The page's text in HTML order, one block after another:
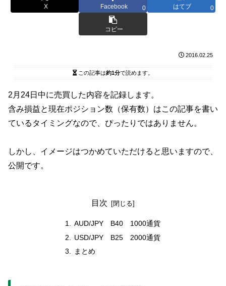
X Facebook 0 はてブ 0
コピー
2016.02.25
この記事は約1分で読めます。
2月24日中に売買した内容を記録します。
含み損益と現在ポジション数（保有数）はこの記事を書い
ているタイミングなので、ぴったりではありません。
しかし、イメージはつかめていただけると思いますので、
公開です。
目次
AUD/JPY B40 1000通貨
USD/JPY B25 2000通貨
まとめ